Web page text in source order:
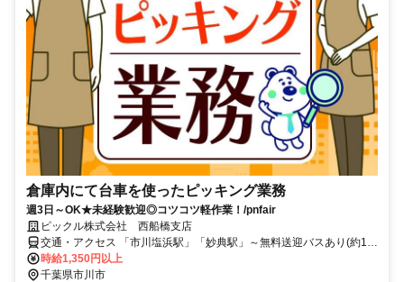
倉庫内にて台車を使ったピッキング業務
週3日～OK★未経験歓迎◎コツコツ軽作業！/pnfair
ピックル株式会社 西船橋支店
交通・アクセス 「市川塩浜駅」「妙典駅」～無料送迎バスあり(約10
分) ★自転車通勤可能
時給1,350円以上
千葉県市川市